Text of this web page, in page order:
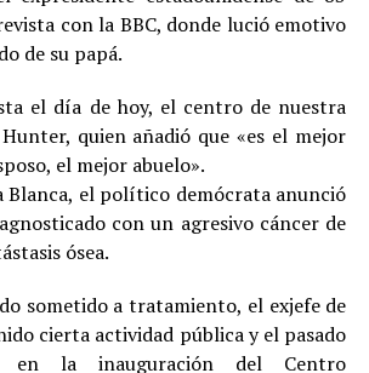
con la BBC, donde lució emotivo
de su papá.
el día de hoy, el centro de nuestra
quien añadió que «es el mejor
el mejor abuelo».
Blanca, el político demócrata anunció
con un agresivo cáncer de
ósea.
sometido a tratamiento, el exjefe de
cierta actividad pública y el pasado
en la inauguración del Centro